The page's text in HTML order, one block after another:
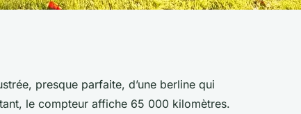
presque parfaite, d’une berline qui
le compteur affiche 65 000 kilomètres.